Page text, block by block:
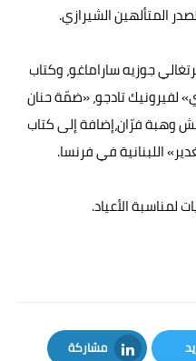
المتألهين الشيرازي.
جوزيه ساراماغو، وكتاب
لفيرونيك تادجو، «ضمّة حنان
وهبة فرّان،إضافة إلى كتاب
اللبنانية في فرنسا.
الأعياد.
مشاركة